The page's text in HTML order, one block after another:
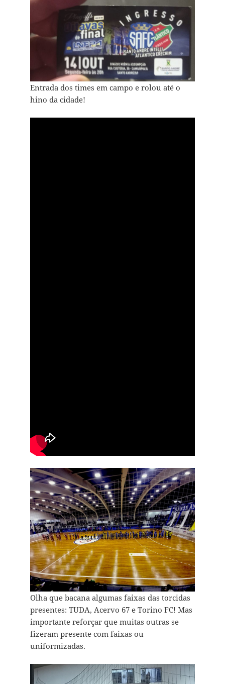
Entrada dos times em campo e rolou até o
hino da cidade!
Olha que bacana algumas faixas das torcidas
presentes: TUDA, Acervo 67 e Torino FC! Mas
importante reforçar que muitas outras se
fizeram presente com faixas ou
uniformizadas.